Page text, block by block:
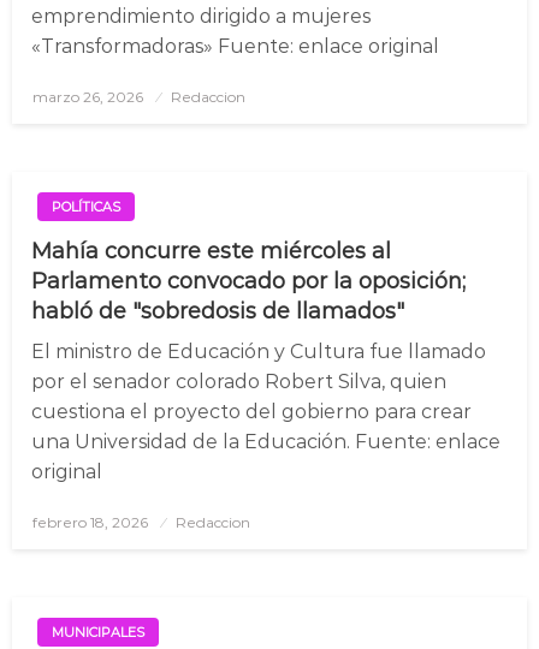
emprendimiento dirigido a mujeres
«Transformadoras» Fuente: enlace original
Posted
marzo 26, 2026 Redaccion
POLÍTICAS
Mahía concurre este miércoles al
Parlamento convocado por la oposición;
habló de "sobredosis de llamados"
El ministro de Educación y Cultura fue llamado
por el senador colorado Robert Silva, quien
cuestiona el proyecto del gobierno para crear
una Universidad de la Educación. Fuente: enlace
original
Posted
febrero 18, 2026 Redaccion
MUNICIPALES